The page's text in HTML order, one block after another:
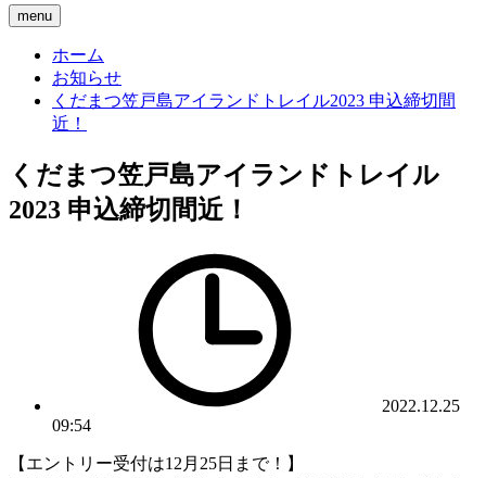
menu
ホーム
お知らせ
くだまつ笠戸島アイランドトレイル2023 申込締切間
近！
くだまつ笠戸島アイランドトレイル
2023 申込締切間近！
2022.12.25
09:54
【エントリー受付は12月25日まで！】